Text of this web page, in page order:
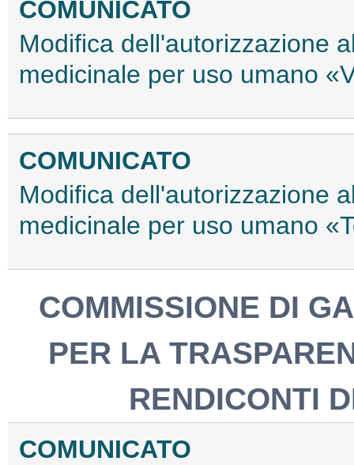
COMUNICATO
Modifica dell'autorizzazione
medicinale per uso umano
COMUNICATO
Modifica dell'autorizzazione
medicinale per uso umano
COMMISSIONE DI
PER LA
RENDICONTI
COMUNICATO